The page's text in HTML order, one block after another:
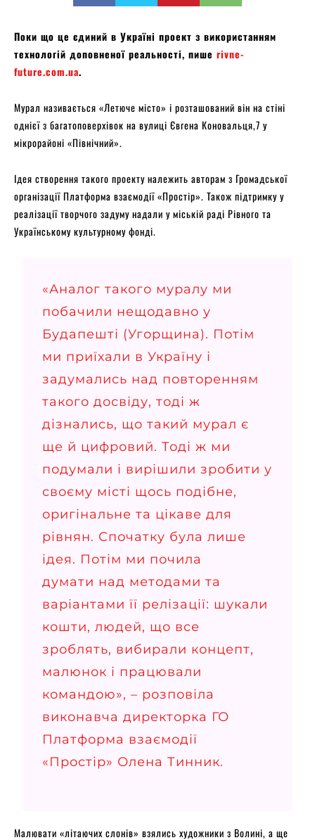
Поки що це єдиний в Україні проект з використанням
технологій доповненої реальності, пише rivne-
future.com.ua.
Мурал називається «Летюче місто» і розташований він на стіні
однієї з багатоповерхівок на вулиці Євгена Коновальця,7 у
мікрорайоні «Північний».
Ідея створення такого проекту належить авторам з Громадської
організації Платформа взаємодії «Простір». Також підтримку у
реалізації творчого задуму надали у міській раді Рівного та
Українському культурному фонді.
«Аналог такого муралу ми
побачили нещодавно у
Будапешті (Угорщина). Потім
ми приїхали в Україну і
задумались над повторенням
такого досвіду, тоді ж
дізнались, що такий мурал є
ще й цифровий. Тоді ж ми
подумали і вирішили зробити у
своєму місті щось подібне,
оригінальне та цікаве для
рівнян. Спочатку була лише
ідея. Потім ми почила
думати над методами та
варіантами її релізації: шукали
кошти, людей, що все
зроблять, вибирали концепт,
малюнок і працювали
командою», – розповіла
виконавча директорка ГО
Платформа взаємодії
«Простір» Олена Тинник.
Малювати «літаючих слонів» взялись художники з Волині, а ще